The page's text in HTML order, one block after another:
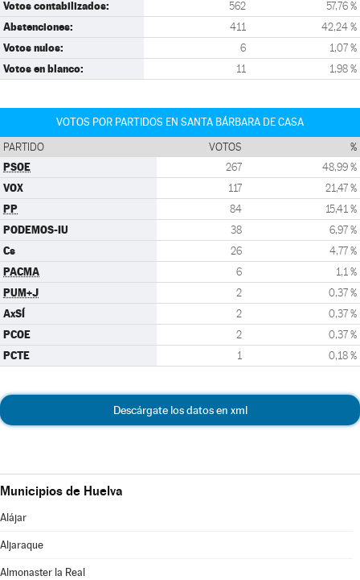
Votos contabilizados: 562 57,76 %
Abstenciones: 411 42,24 %
Votos nulos: 6 1,07 %
Votos en blanco: 11 1,98 %
VOTOS POR PARTIDOS EN SANTA BÁRBARA DE CASA
PARTIDO VOTOS %
PSOE 267 48,99 %
VOX 117 21,47 %
PP 84 15,41 %
PODEMOS-IU 38 6,97 %
Cs 26 4,77 %
PACMA 6 1,1 %
PUM+J 2 0,37 %
AxSÍ 2 0,37 %
PCOE 2 0,37 %
PCTE 1 0,18 %
Descárgate los datos en xml
Municipios de Huelva
Alájar
Aljaraque
Almonaster la Real